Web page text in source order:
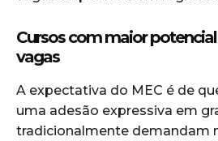
Cursos com maior
vagas
A expectativa do MEC é de
uma adesão expressiva em
tradicionalmente demandam